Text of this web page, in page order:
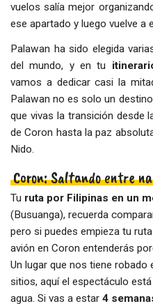
vuelos salía mejor
ese apartado y luego vuelve a
Palawan ha sido elegida
del mundo, y en tu
vamos a dedicar casi la
Palawan no es solo un
que vivas la transición desde
de Coron hasta la paz
Nido.
Coron: Saltando entre
Tu ruta por Filipinas en un
(Busuanga), recuerda
pero si puedes empieza tu
avión en Coron entenderás
Un lugar que nos tiene
sitios, aquí el espectáculo
agua. Si vas a estar 4